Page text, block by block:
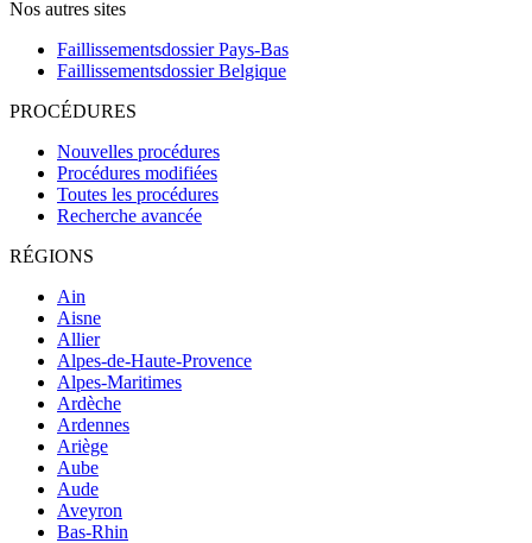
Nos autres sites
Faillissementsdossier Pays-Bas
Faillissementsdossier Belgique
PROCÉDURES
Nouvelles procédures
Procédures modifiées
Toutes les procédures
Recherche avancée
RÉGIONS
Ain
Aisne
Allier
Alpes-de-Haute-Provence
Alpes-Maritimes
Ardèche
Ardennes
Ariège
Aube
Aude
Aveyron
Bas-Rhin